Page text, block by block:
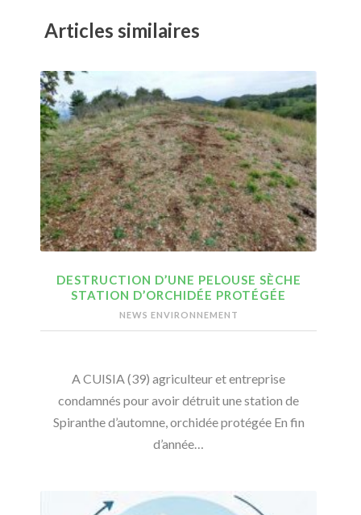
Articles similaires
DESTRUCTION D’UNE PELOUSE SÈCHE
STATION D’ORCHIDÉE PROTÉGÉE
NEWS ENVIRONNEMENT
A CUISIA (39) agriculteur et entreprise
condamnés pour avoir détruit une station de
Spiranthe d’automne, orchidée protégée En fin
d’année…